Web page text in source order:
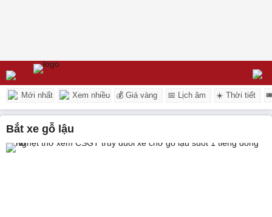
Mới nhất Xem nhiều 💰 Giá vàng 📅 Lịch âm ☀️ Thời tiết
bắt xe gỗ lậu